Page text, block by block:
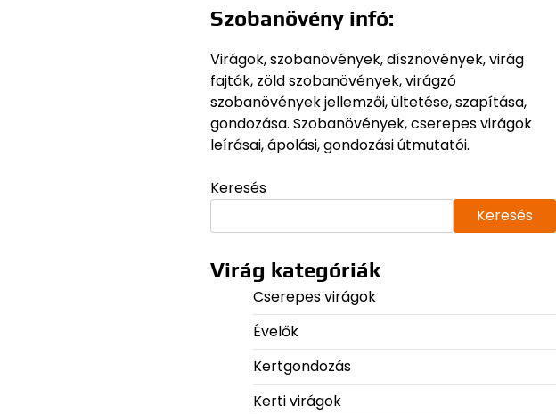
Szobanövény infó:
Virágok, szobanövények, dísznövények, virág
fajták, zöld szobanövények, virágzó
szobanövények jellemzői, ültetése, szapítása,
gondozása. Szobanövények, cserepes virágok
leírásai, ápolási, gondozási útmutatói.
Keresés
Keresés
Virág kategóriák
Cserepes virágok
Évelők
Kertgondozás
Kerti virágok